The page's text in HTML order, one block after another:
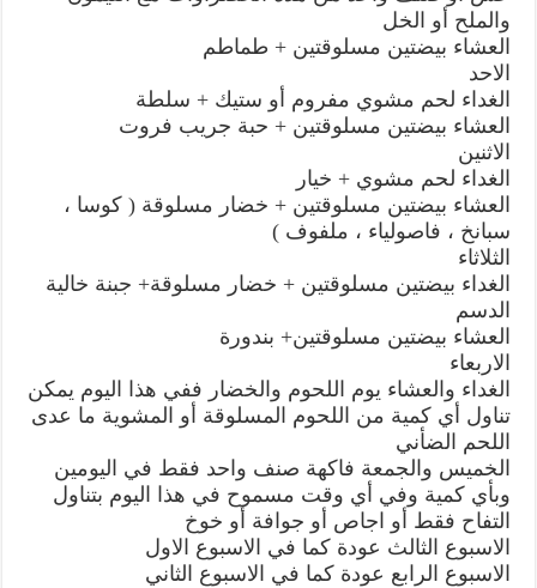
والملح أو الخل
العشاء بيضتين مسلوقتين + طماطم
الاحد
الغداء لحم مشوي مفروم أو ستيك + سلطة
العشاء بيضتين مسلوقتين + حبة جريب فروت
الاثنين
الغداء لحم مشوي + خيار
العشاء بيضتين مسلوقتين + خضار مسلوقة ( كوسا ،
سبانخ ، فاصولياء ، ملفوف )
الثلاثاء
الغداء بيضتين مسلوقتين + خضار مسلوقة+ جبنة خالية
الدسم
العشاء بيضتين مسلوقتين+ بندورة
الاربعاء
الغداء والعشاء يوم اللحوم والخضار ففي هذا اليوم يمكن
تناول أي كمية من اللحوم المسلوقة أو المشوية ما عدى
اللحم الضأني
الخميس والجمعة فاكهة صنف واحد فقط في اليومين
وبأي كمية وفي أي وقت مسموح في هذا اليوم بتناول
التفاح فقط أو اجاص أو جوافة أو خوخ
الاسبوع الثالث عودة كما في الاسبوع الاول
الاسبوع الرابع عودة كما في الاسبوع الثاني